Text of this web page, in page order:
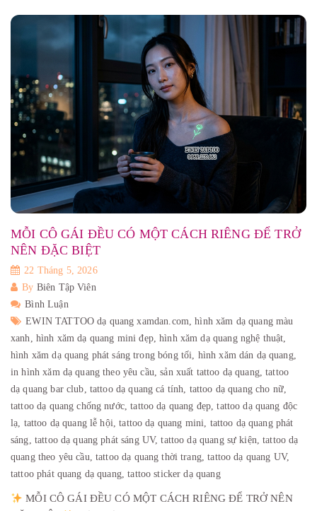
MỖI CÔ GÁI ĐỀU CÓ MỘT CÁCH RIÊNG ĐỂ TRỞ
NÊN ĐẶC BIỆT
22 Tháng 5, 2026
By Biên Tập Viên
Bình Luận
EWIN TATTOO dạ quang xamdan.com,hình xăm dạ quang màu
xanh, hình xăm dạ quang mini đẹp,hình xăm dạ quang nghệ thuật,
hình xăm dạ quang phát sáng trong bóng tối, hình xăm dán dạ quang,
in hình xăm dạ quang theo yêu cầu,sản xuất tattoo dạ quang,tattoo
dạ quang bar club, tattoo dạ quang cá tính, tattoo dạ quang cho nữ,
tattoo dạ quang chống nước,tattoo dạ quang đẹp,tattoo dạ quang độc
lạ, tattoo dạ quang lễ hội,tattoo dạ quang mini, tattoo dạ quang phát
sáng, tattoo dạ quang phát sáng UV,tattoo dạ quang sự kiện,tattoo dạ
quang theo yêu cầu,tattoo dạ quang thời trang,tattoo dạ quang UV,
tattoo phát quang dạ quang,tattoo sticker dạ quang
MỖI CÔ GÁI ĐỀU CÓ MỘT CÁCH RIÊNG ĐỂ TRỞ NÊN